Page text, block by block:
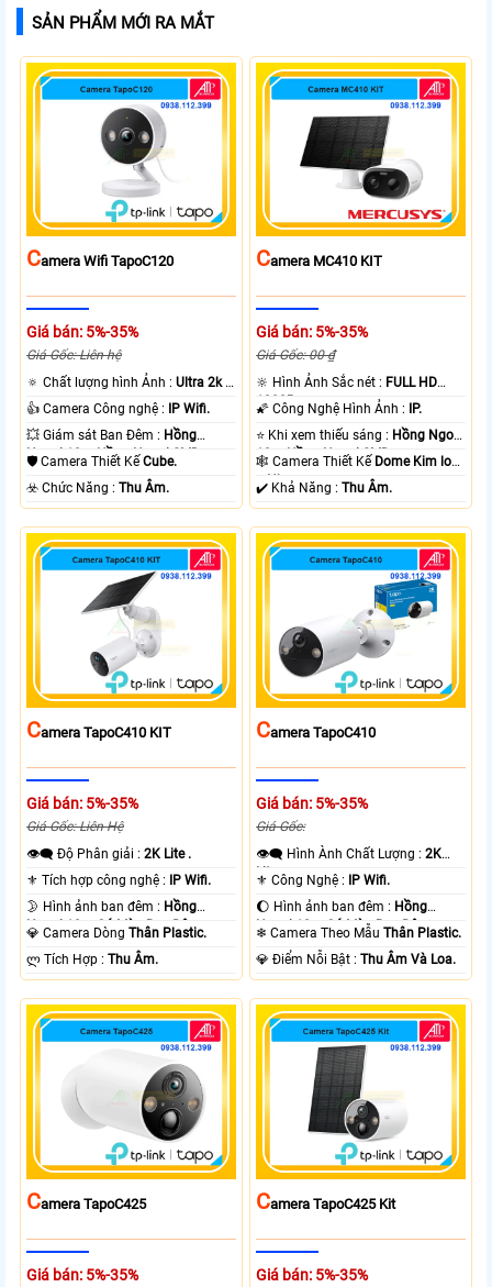
SẢN PHẨM MỚI RA MẮT
CAmera Wifi TapoC120
Giá bán: 5%-35%
Giá Gốc: Liên hệ
🔅 Chất lượng hình Ảnh :Ultra 2k +
.
👍 Camera Công nghệ :
IP Wifi.
💥 Giám sát Ban Đêm : Hồng
Ngoại 10m Hồng Ngoại SMD.
🛡 Camera Thiết KếCube.
️☣️ Chức Năng :Thu Âm.
CAmera MC410 KIT
Giá bán: 5%-35%
Giá Gốc: 00 ₫
🔆 Hình Ảnh Sắc nét : FULL HD
1080P .
🌠 Công Nghệ Hình Ảnh :
IP.
⭐ Khi xem thiếu sáng : Hồng Ngoại
10m Hồng Ngoại SMD.
🕸️ Camera Thiết Kế Dome Kim loại
+ Nhựa.
️✔️ Khả Năng :Thu Âm.
CAmera TapoC410 KIT
Giá bán: 5%-35%
Giá Gốc: Liên Hệ
👁️‍🗨 Độ Phân giải :2K Lite .
⚜️ Tích hợp công nghệ :
IP Wifi.
🌛 Hình ảnh ban đêm : Hồng
Ngoại 10m Có Màu Ban Ðêm.
💎 Camera DòngThân Plastic.
️ლ Tích Hợp :Thu Âm.
CAmera TapoC410
Giá bán: 5%-35%
Giá Gốc:
👁️‍🗨 Hình Ành Chất Lượng :2K
Lite .
⚜️ Công Nghệ :
IP Wifi.
🌔 Hình ảnh ban đêm : Hồng
Ngoại 10m Có Màu Ban Ðêm.
❄ Camera Theo MẫuThân Plastic.
️💎 Điểm Nỗi Bật :Thu Âm Và Loa.
CAmera TapoC425
Giá bán: 5%-35%
CAmera TapoC425 Kit
Giá bán: 5%-35%